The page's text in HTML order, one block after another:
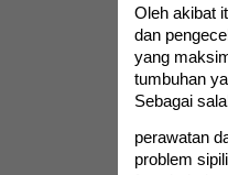
Oleh akibat
dan
yang
tumbuhan
Sebagai
perawatan
problem